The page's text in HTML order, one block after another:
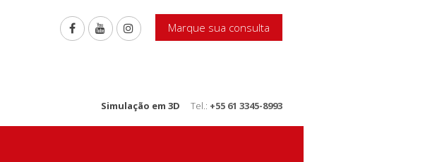
Marque sua consulta
Simulação em 3D Tel.: +55 61 3345-8993